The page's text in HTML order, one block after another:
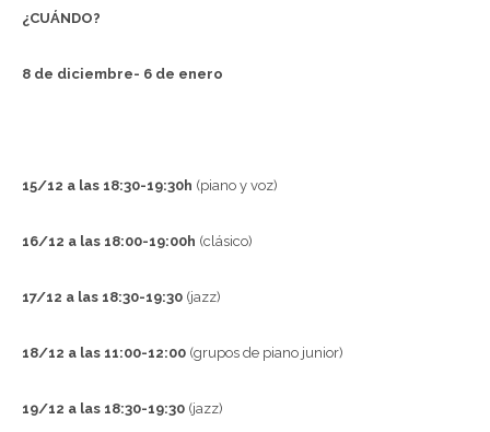
¿CUÁNDO?
8 de diciembre- 6 de enero
15/12 a las 18:30-19:30h (piano y voz)
16/12 a las 18:00-19:00h (clásico)
17/12 a las 18:30-19:30 (jazz)
18/12 a las 11:00-12:00 (grupos de piano junior)
19/12 a las 18:30-19:30 (jazz)